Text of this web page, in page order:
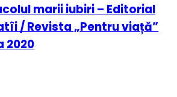
marii iubiri – Editorial
/ Revista „Pentru viață”
2020